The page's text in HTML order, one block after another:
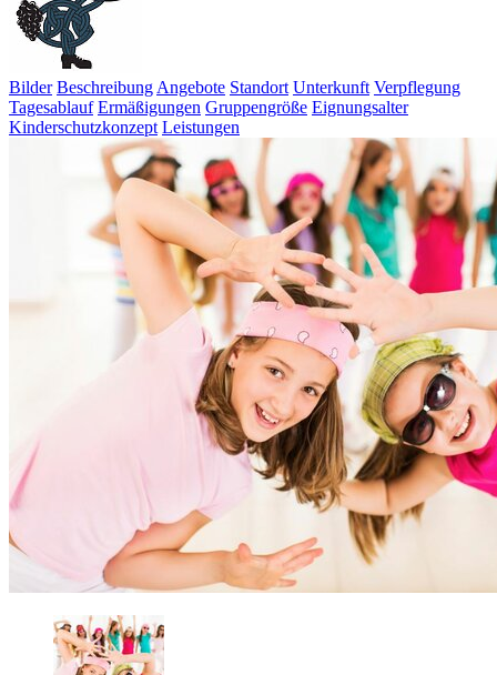
Bilder BeschreibungAngebote Standort Unterkunft Verpflegung
Tagesablauf Ermäßigungen Gruppengröße Eignungsalter
Kinderschutzkonzept Leistungen